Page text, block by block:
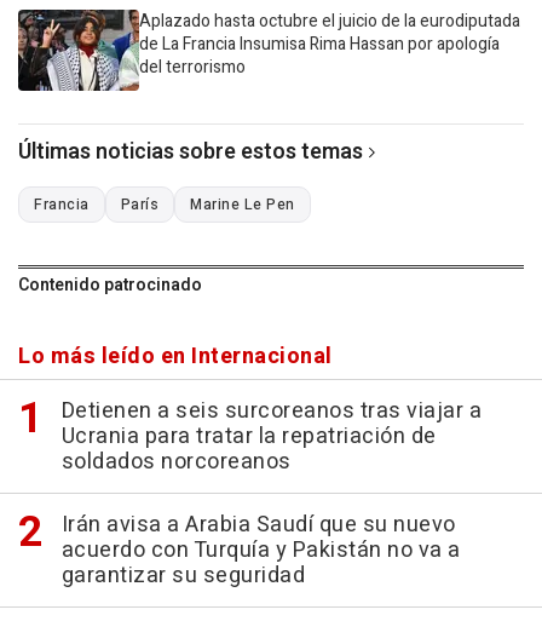
Aplazado hasta octubre el juicio de la eurodiputada
de La Francia Insumisa Rima Hassan por apología
del terrorismo
Últimas noticias sobre estos temas
Francia París Marine Le Pen
Contenido patrocinado
Lo más leído en Internacional
Detienen a seis surcoreanos tras viajar a
Ucrania para tratar la repatriación de
soldados norcoreanos
Irán avisa a Arabia Saudí que su nuevo
acuerdo con Turquía y Pakistán no va a
garantizar su seguridad